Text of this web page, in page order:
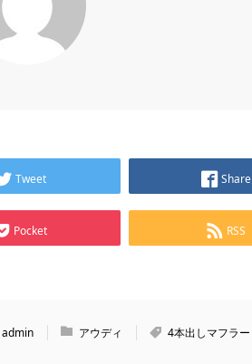
Tweet Share
Pocket RSS
admin アウディ 4本出しマフラー